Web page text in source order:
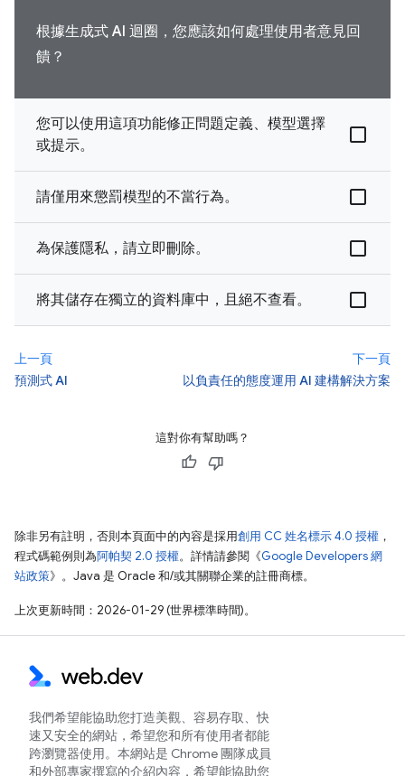
根據生成式 AI 迴圈，您應該如何處理使用者意見回
饋？
您可以使用這項功能修正問題定義、模型選擇
或提示。
請僅用來懲罰模型的不當行為。
為保護隱私，請立即刪除。
將其儲存在獨立的資料庫中，且絕不查看。
上一頁
預測式 AI
下一頁
以負責任的態度運用 AI 建構解決方案
這對你有幫助嗎？
除非另有註明，否則本頁面中的內容是採用創用 CC 姓名標示 4.0 授權 ，
程式碼範例則為阿帕契 2.0 授權。詳情請參閱《Google Developers 網
站政策》。Java 是 Oracle 和/或其關聯企業的註冊商標。
上次更新時間：2026-01-29 (世界標準時間)。
我們希望能協助您打造美觀、容易存取、快
速又安全的網站，希望您和所有使用者都能
跨瀏覽器使用。本網站是 Chrome 團隊成員
和外部專家撰寫的介紹內容，希望能協助您